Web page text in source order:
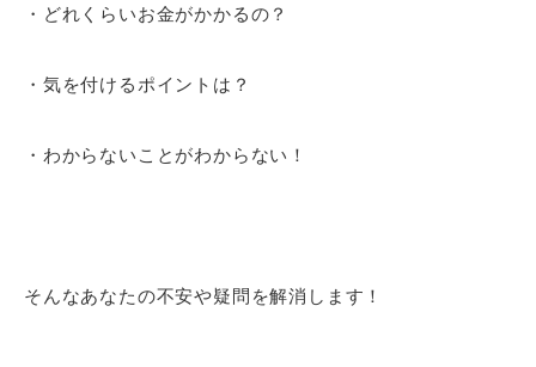
・どれくらいお金がかかるの？
・気を付けるポイントは？
・わからないことがわからない！
そんなあなたの不安や疑問を解消します！